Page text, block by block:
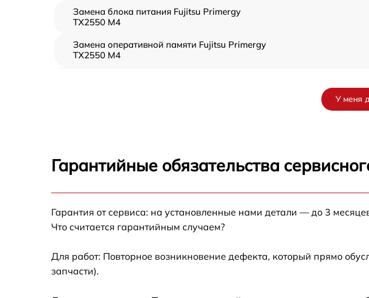
Замена блока питания Fujitsu Primergy
TX2550 M4
Замена оперативной памяти Fujitsu Primergy
TX2550 M4
Ремонт СХД Fujitsu Primergy TX2550 M4
Primergy TX2550 M4
Ремонт ленточного накопителя Fujitsu
У меня
Гарантийные обязательства
Гарантия от сервиса: на установленные нами детали — до 3
Что считается гарантийным случаем?
Для работ: Повторное возникновение дефекта, который прямо
запчасти).